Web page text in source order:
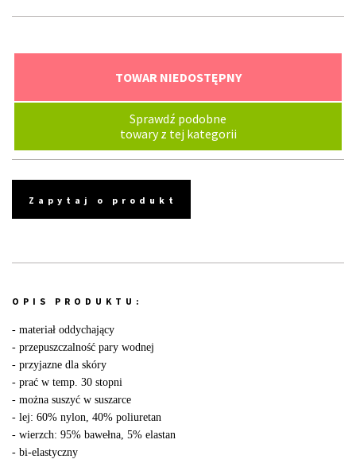
TOWAR NIEDOSTĘPNY
Sprawdź podobne
towary z tej kategorii
Zapytaj o produkt
OPIS PRODUKTU:
- materiał oddychający
- przepuszczalność pary wodnej
- przyjazne dla skóry
- prać w temp. 30 stopni
- można suszyć w suszarce
- lej: 60% nylon, 40% poliuretan
- wierzch: 95% bawełna, 5% elastan
- bi-elastyczny